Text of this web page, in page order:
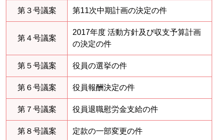
第３号議案 第11次中期計画の決定の件
第４号議案
2017年度 活動方針及び収支予算計画
の決定の件
第５号議案 役員の選挙の件
第６号議案 役員報酬決定の件
第７号議案 役員退職慰労金支給の件
第８号議案 定款の一部変更の件